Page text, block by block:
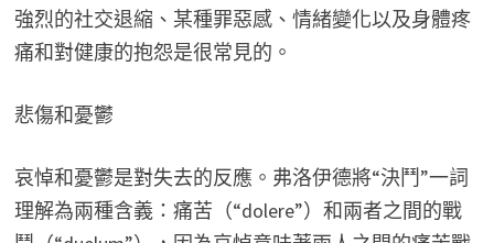
強烈的社交退縮、某種罪惡感、情緒變化以及身體疼
痛和對健康的抱怨是很常見的。
悲傷和憂鬱
哀悼和憂鬱是對失去的反應。弗洛伊德將“決鬥”一詞
理解為兩種含義：痛苦（“dolere”）和兩者之間的戰